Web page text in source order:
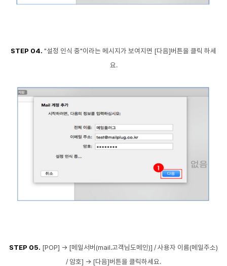
STEP 04. "설정 인식 중"이라는 메시지가 보여지면 [다음]버튼을 클릭 하세
요.
STEP 05. [POP] -> [메일서버(mail.고객님도메인)] / 사용자 이름(메일주소)
/ 암호] -> [다음]버튼을 클릭하세요.